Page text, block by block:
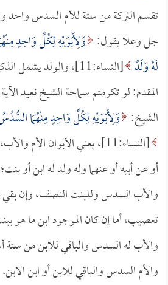
تقسم التركة من ستة للأم السدس واحد
جل وعلا يقول: وَلِأَبَوَيْهِ لِكُلِّ وَاحِدٍ
لَهُ وَلَدٌ [النساء:11]، والولد يشمل الذكر والأنثى.
المقدم: لو تكرمتم سماحة الشيخ نعيد
الشيخ: وَلِأَبَوَيْهِ لِكُلِّ وَاحِدٍ مِنْهُمَا
[النساء:11]، يعني الأبوان الأم
أو عن أبيه أو عنهما وله ولد له ابن أو
والأب السدس وللبنت النصف، وإن بقي
تعصيب، أما إن كان الموجود ابن ما هو
والأب له السدس والباقي للابن من
والأم السدس والباقي للابن أو ابن الابن.